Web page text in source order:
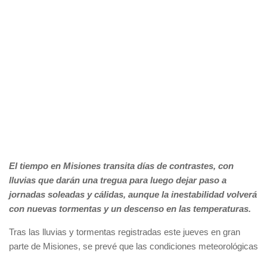
El tiempo en Misiones transita días de contrastes, con
lluvias que darán una tregua para luego dejar paso a
jornadas soleadas y cálidas, aunque la inestabilidad volverá
con nuevas tormentas y un descenso en las temperaturas.
Tras las lluvias y tormentas registradas este jueves en gran
parte de Misiones, se prevé que las condiciones meteorológicas